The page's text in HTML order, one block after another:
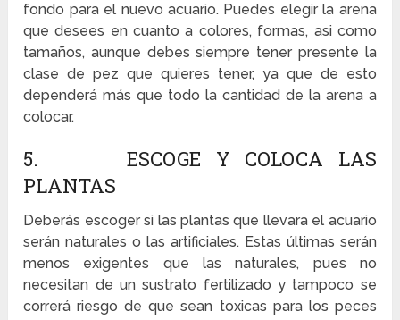
fondo para el nuevo acuario. Puedes elegir la arena
que desees en cuanto a colores, formas, asi como
tamaños, aunque debes siempre tener presente la
clase de pez que quieres tener, ya que de esto
dependerá más que todo la cantidad de la arena a
colocar.
5. ESCOGE Y COLOCA LAS
PLANTAS
Deberás escoger si las plantas que llevara el acuario
serán naturales o las artificiales. Estas últimas serán
menos exigentes que las naturales, pues no
necesitan de un sustrato fertilizado y tampoco se
correrá riesgo de que sean toxicas para los peces